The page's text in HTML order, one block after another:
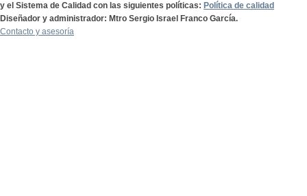
y el Sistema de Calidad con las siguientes políticas: Política de calidad
Diseñador y administrador: Mtro Sergio Israel Franco García.
Contacto y asesoría